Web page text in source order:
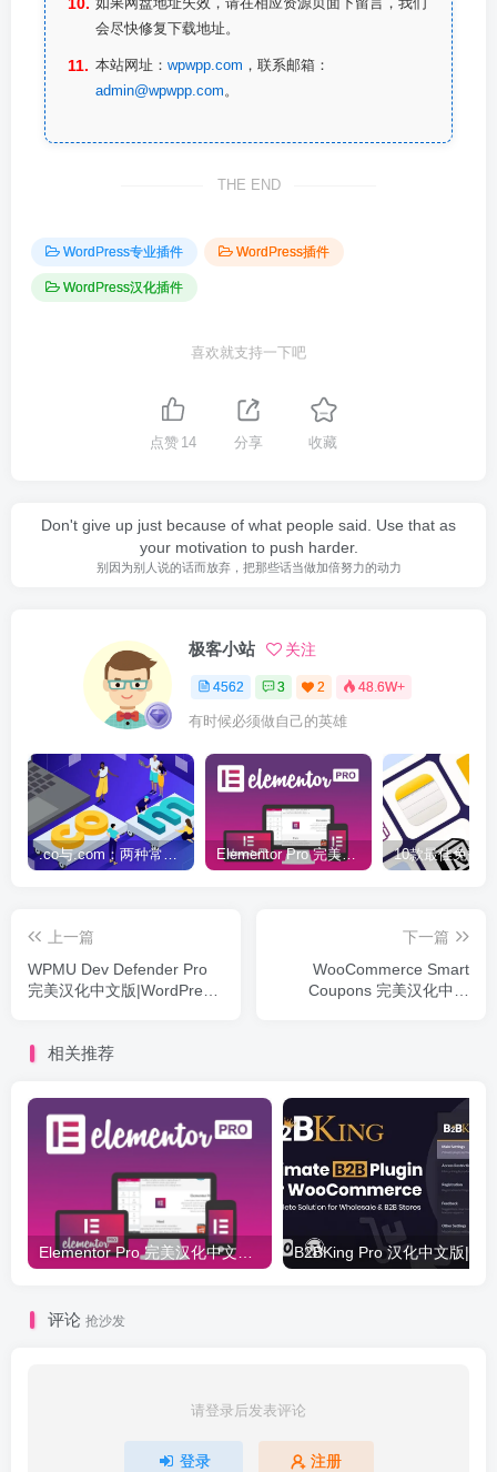
会尽快修复下载地址。
本站网址： wpwpp.com ，联系邮箱：
admin@wpwpp.com。
THE END
WordPress专业插件 WordPress插件
WordPress汉化插件
喜欢就支持一下吧
点赞 14 分享 收藏
Don't give up just because of what people said. Use that as
your motivation to push harder.
别因为别人说的话而放弃，把那些话当做加倍努力的动力
极客小站 关注
4562 3 2 48.6W+
有时候必须做自己的英雄
.co与.com：两种常用域名后缀名完全指南 Elementor Pro 完美汉化中文版（含全套模板）|可视化编辑页面自定义设计WordPress插件
上一篇
WPMU Dev Defender Pro
完美汉化中文版|WordPress
下一篇
WooCommerce Smart
Coupons 完美汉化中文
相关推荐
Elementor Pro 完美汉化中文版（含全套模板）|可视化编辑页面自定义设计WordPress插件
评论 抢沙发
请登录后发表评论
登录 注册